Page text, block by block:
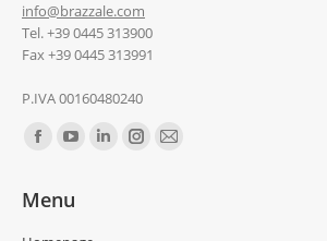
info@brazzale.com
Tel. +39 0445 313900
Fax +39 0445 313991
P.IVA 00160480240
Find us on:
Menu